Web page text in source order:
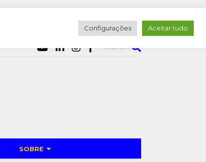
PESQUISAR
SOBRE
Configurações Aceitar tudo